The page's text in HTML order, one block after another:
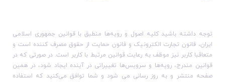
توجه داشته باشید کلیه اصول و رویه‏‌ها منطبق با قوانین جمهوری اسلامی
ایران، قانون تجارت الکترونیک و قانون حمایت از حقوق مصرف کننده است و
متعاقبا کاربر نیز موظف به رعایت قوانین مرتبط با کاربر است. در صورتی که در
قوانین مندرج، رویه‏‌ها و سرویس‏‌ها تغییراتی در آینده ایجاد شود، در همین
صفحه منتشر و به روز رسانی می شود و شما توافق می‏‌کنید که استفاده